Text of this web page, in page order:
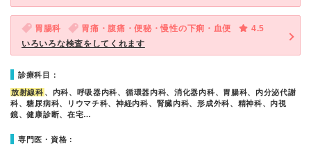
胃腸科 胃痛・腹痛・便秘・慢性の下痢・血便
4.5
いろいろな検査をしてくれます
診療科目：
放射線科 、内科、呼吸器内科、循環器内科、消化器内科、胃腸科、内分泌代謝
科、糖尿病科、リウマチ科、神経内科、腎臓内科、形成外科、精神科、内視
鏡、健康診断、在宅…
専門医・資格：